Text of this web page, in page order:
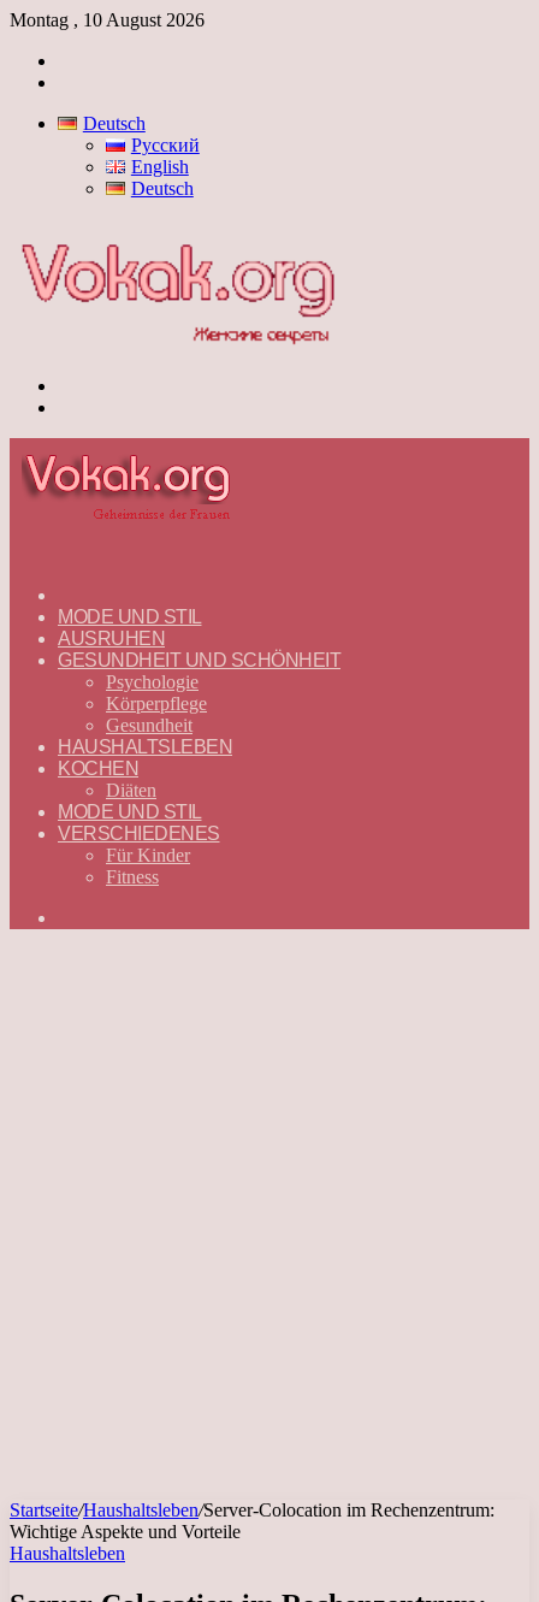
Montag , 10 August 2026
Deutsch
Русский
English
Deutsch
—
DEUTSCH
MODE UND STIL
AUSRUHEN
GESUNDHEIT UND SCHÖNHEIT
Psychologie
Körperpflege
Gesundheit
HAUSHALTSLEBEN
KOCHEN
Diäten
MODE UND STIL
VERSCHIEDENES
Für Kinder
Fitness
Startseite/Haushaltsleben/Server-Colocation im Rechenzentrum:
Wichtige Aspekte und Vorteile
Haushaltsleben